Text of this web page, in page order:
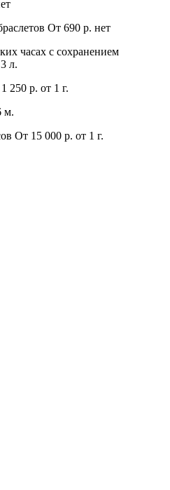
От 690 р. нет
часах с сохранением
л.
250 р. от 1 г.
м.
От 15 000 р. от 1 г.